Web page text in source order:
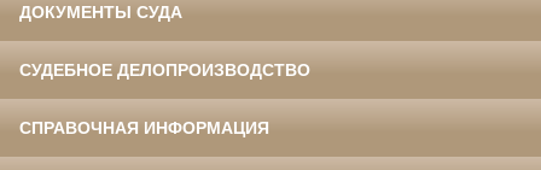
ДОКУМЕНТЫ СУДА
СУДЕБНОЕ ДЕЛОПРОИЗВОДСТВО
СПРАВОЧНАЯ ИНФОРМАЦИЯ